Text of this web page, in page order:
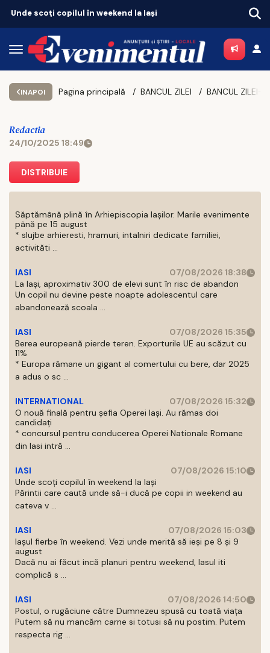
Unde scoți copilul în weekend la Iași
INAPOI Pagina principală BANCUL ZILEI
Redactia
24/10/2025 18:49
DISTRIBUIE
Săptămână plină în Arhiepiscopia Iașilor. Marile evenimente
până pe 15 august
* slujbe arhieresti, hramuri, intalniri dedicate familiei,
activităti ...
IASI
07/08/2026 18:38
La Iași, aproximativ 300 de elevi sunt în risc de abandon
Un copil nu devine peste noapte adolescentul care
abandonează scoala ...
IASI
07/08/2026 15:35
Berea europeană pierde teren. Exporturile UE au scăzut cu
11%
* Europa rămane un gigant al comertului cu bere, dar 2025
a adus o sc ...
INTERNATIONAL
07/08/2026 15:32
O nouă finală pentru șefia Operei Iași. Au rămas doi
candidați
* concursul pentru conducerea Operei Nationale Romane
din Iasi intră ...
IASI
07/08/2026 15:10
Unde scoți copilul în weekend la Iași
Părintii care caută unde să-i ducă pe copii in weekend au
cateva v ...
IASI
07/08/2026 15:03
Iașul fierbe în weekend. Vezi unde merită să ieși pe 8 și 9
august
Dacă nu ai făcut incă planuri pentru weekend, Iasul iti
complică s ...
IASI
07/08/2026 14:50
Postul, o rugăciune către Dumnezeu spusă cu toată viața
Putem să nu mancăm carne si totusi să nu postim. Putem
respecta rig ...